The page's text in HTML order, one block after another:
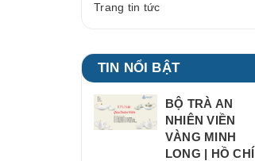
Trang tin tức
TIN NỔI BẬT
BỘ TRÀ AN
NHIÊN VIỀN
VÀNG MINH
LONG | HỒ CHÍ